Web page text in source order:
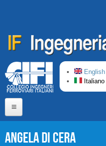
English
Italiano
Angela Di Cera